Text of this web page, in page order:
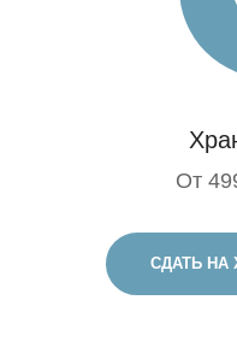
От
СДАТЬ НА